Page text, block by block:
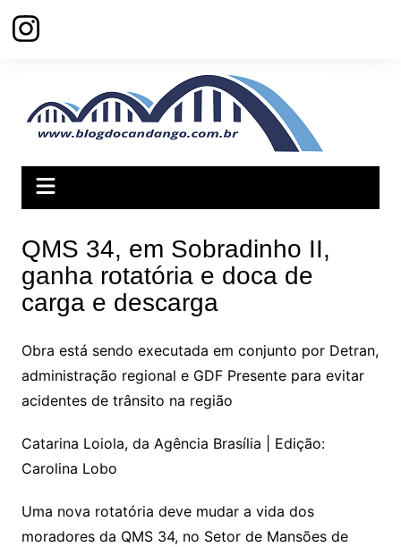
para
QMS 34, em Sobradinho II,
ganha rotatória e doca de
carga e descarga
Obra está sendo executada em conjunto por Detran,
administração regional e GDF Presente para evitar
acidentes de trânsito na região
Catarina Loiola, da Agência Brasília | Edição:
Carolina Lobo
Uma nova rotatória deve mudar a vida dos
moradores da QMS 34, no Setor de Mansões de